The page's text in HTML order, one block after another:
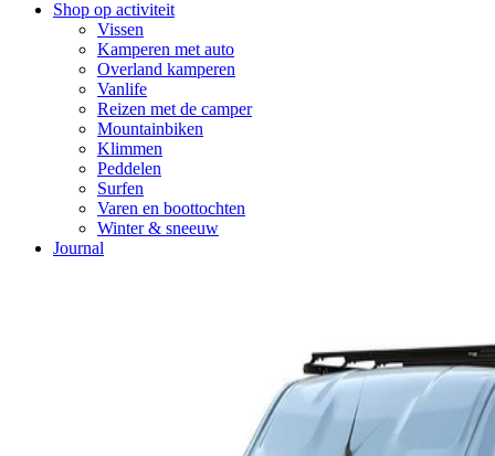
Shop op activiteit
Vissen
Kamperen met auto
Overland kamperen
Vanlife
Reizen met de camper
Mountainbiken
Klimmen
Peddelen
Surfen
Varen en boottochten
Winter & sneeuw
Journal